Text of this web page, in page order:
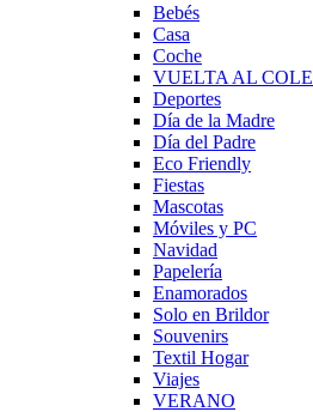
Bebés
Casa
Coche
VUELTA AL COLE
Deportes
Día de la Madre
Día del Padre
Eco Friendly
Fiestas
Mascotas
Móviles y PC
Navidad
Papelería
Enamorados
Solo en Brildor
Souvenirs
Textil Hogar
Viajes
VERANO